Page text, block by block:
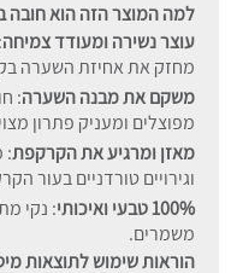
למה המוצר הזה הוא חובה
עוצר נשירה ומעודד צמיחה
מחזק את אחיזת השערה
משקם את מבנה השערה:
מפוצלים ומעניק פתרון
מאזן ומרגיע את הקרקפת:
וגירויים טורדניים בעור
100% טבעי ואיכותי : נקי
משמרים.
הוראות שימוש לתוצאות